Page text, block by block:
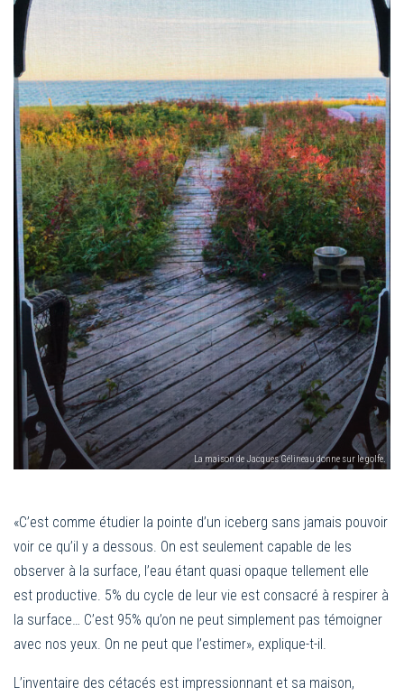
La maison de Jacques Gélineau donne sur le golfe.
«C’est comme étudier la pointe d’un iceberg sans jamais pouvoir
voir ce qu’il y a dessous. On est seulement capable de les
observer à la surface, l’eau étant quasi opaque tellement elle
est productive. 5% du cycle de leur vie est consacré à respirer à
la surface… C’est 95% qu’on ne peut simplement pas témoigner
avec nos yeux. On ne peut que l’estimer», explique-t-il.
L’inventaire des cétacés est impressionnant et sa maison,